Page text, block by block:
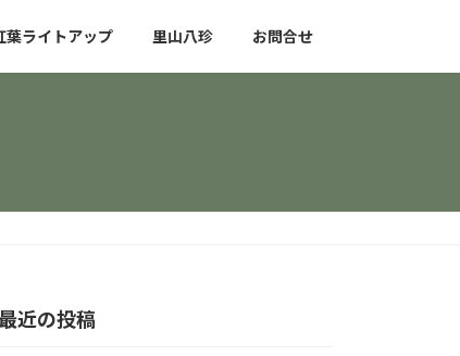
葉ライトアップ 里山八珍 お問合せ
近の投稿